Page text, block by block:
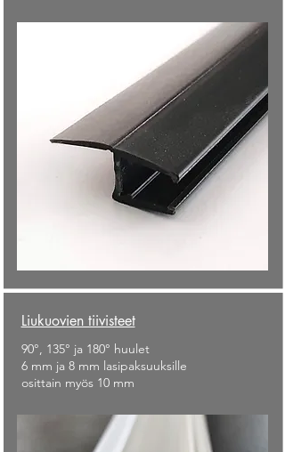
Liukuovien tiivisteet
90°, 135° ja 180° huulet
6 mm ja 8 mm lasipaksuuksille
osittain myös 10 mm